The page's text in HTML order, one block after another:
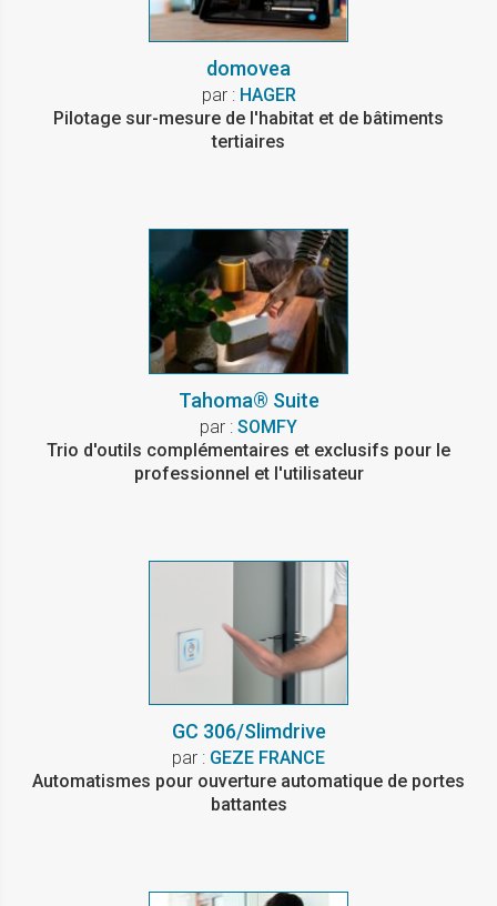
domovea
par : HAGER
Pilotage sur-mesure de l'habitat et de bâtiments
tertiaires
Tahoma® Suite
par : SOMFY
Trio d'outils complémentaires et exclusifs pour le
professionnel et l'utilisateur
GC 306/Slimdrive
par : GEZE FRANCE
Automatismes pour ouverture automatique de portes
battantes